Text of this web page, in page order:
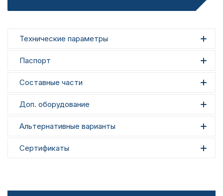
Технические параметры
Паспорт
Составные части
Доп. оборудование
Альтернативные варианты
Сертификаты